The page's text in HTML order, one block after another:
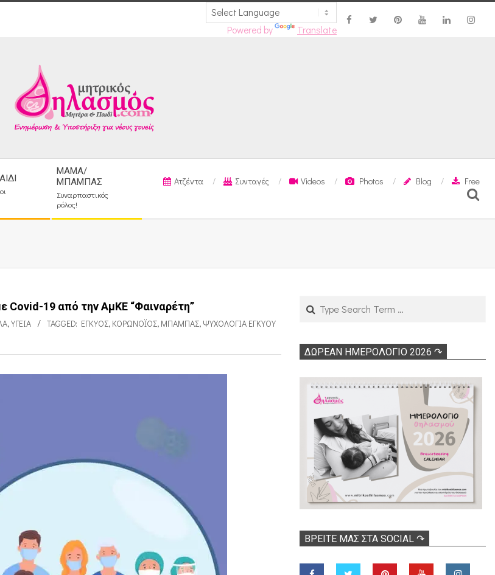
Powered by Translate
ΜΑΜΆ/
ΜΠΑΜΠΆΣ
Συναρπαστικός
ρόλος!
Ατζέντα Συνταγές Videos Photos Blog
Free
Search
Covid-19 από την ΑμΚΕ “Φαιναρέτη”
,ΥΓΕΊΑ TAGGED: ΈΓΚΥΟΣ, ΚΟΡΩΝΟΪΌΣ, ΜΠΑΜΠΆΣ, ΨΥΧΟΛΟΓΊΑ ΕΓΚΎΟΥ
Search
ΔΩΡΕΑΝ ΗΜΕΡΟΛΟΓΙΟ 2026 ↷
ΒΡΕΊΤΕ ΜΑΣ ΣΤΑ SOCIAL ↷